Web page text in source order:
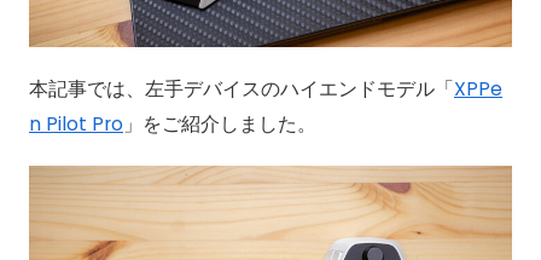
本記事では、左手デバイスのハイエンドモデル「XPPe
n Pilot Pro 」をご紹介しました。